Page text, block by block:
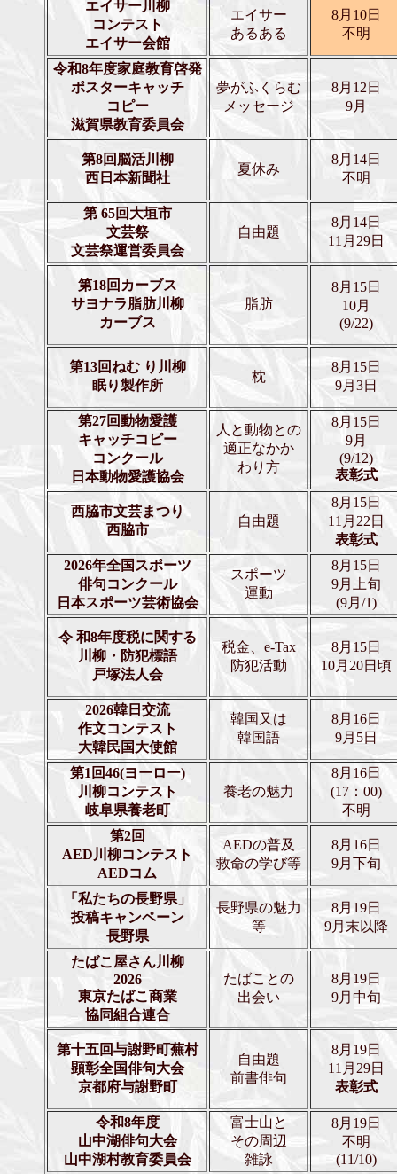
エイサー川柳
コンテスト
エイサー会館
エイサー
あるある
8月10日
不明
令和8年度家庭教育啓発
ポスターキャッチ
コピー
滋賀県教育委員会
夢がふくらむ
メッセージ
8月12日
9月
第8回脳活川柳
西日本新聞社
夏休み
8月14日
不明
第 65回大垣市
文芸祭
文芸祭運営委員会
自由題
8月14日
11月29日
第18回カーブス
サヨナラ脂肪川柳
カーブス
脂肪
8月15日
10月
(9/22)
第13回ねむ り川柳
眠り製作所
枕
8月15日
9月3日
第27回動物愛護
キャッチコピー
コンクール
日本動物愛護協会
人と動物との
適正なかか
わり方
8月15日
9月
(9/12)
表彰式
西脇市文芸まつり
西脇市
自由題
8月15日
11月22日
表彰式
2026年全国スポーツ
俳句コンクール
日本スポーツ芸術協会
スポーツ
運動
8月15日
9月上旬
(9月/1)
令 和8年度税に関する
川柳・防犯標語
戸塚法人会
税金、e-Tax
防犯活動
8月15日
10月20日頃
2026韓日交流
作文コンテスト
大韓民国大使館
韓国又は
韓国語
8月16日
9月5日
第1回46(ヨーロー)
川柳コンテスト
岐阜県養老町
養老の魅力
8月16日
(17：00)
不明
第2回
AED川柳コンテスト
AEDコム
AEDの普及
救命の学び等
8月16日
9月下旬
「私たちの長野県」
投稿キャンペーン
長野県
長野県の魅力
等
8月19日
9月末以降
たばこ屋さん川柳
2026
東京たばこ商業
協同組合連合
たばことの
出会い
8月19日
9月中旬
第十五回与謝野町蕪村
顕彰全国俳句大会
京都府与謝野町
自由題
前書俳句
8月19日
11月29日
表彰式
令和8年度
山中湖俳句大会
山中湖村教育委員会
富士山と
その周辺
雑詠
8月19日
不明
(11/10)